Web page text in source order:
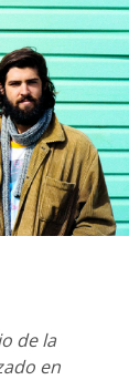
de la
en